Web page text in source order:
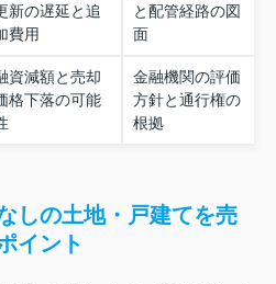
新の遅延と追
費用
と配管経路の図
面
資減額と売却
格下落の可能
金融機関の評価
方針と通行権の
根拠
しの土地・戸建てを売
イント